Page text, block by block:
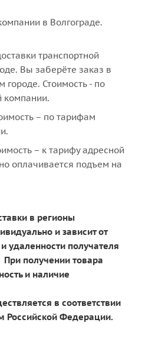
в Волгограде.
транспортной
Вы заберёте заказ в
Стоимость - по
компании.
– по тарифам
– к тарифу адресной
оплачивается подъем на
в регионы
и зависит от
удаленности получателя
получении товара
и наличие
в соответствии
Российской Федерации.